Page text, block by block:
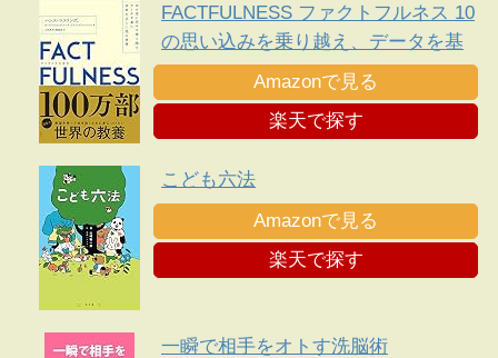
FACTFULNESS ファクトフルネス 10
の思い込みを乗り越え、データを基
に世界を正しく見る習慣
Amazonで見る
楽天で探す
こども六法
Amazonで見る
楽天で探す
一瞬で相手をオトす洗脳術